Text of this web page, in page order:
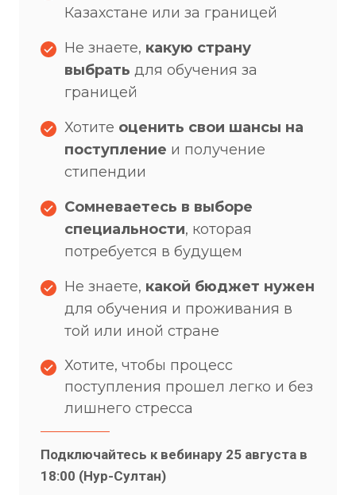
Казахстане или за границей
Не знаете, какую страну
выбрать для обучения за
границей
Хотите оценить свои шансы на
поступление и получение
стипендии
Сомневаетесь в выборе
специальности, которая
потребуется в будущем
Не знаете, какой бюджет нужен
для обучения и проживания в
той или иной стране
Хотите, чтобы процесс
поступления прошел легко и без
лишнего стресса
Подключайтесь к вебинару 25 августа в
18:00 (Нур-Султан)